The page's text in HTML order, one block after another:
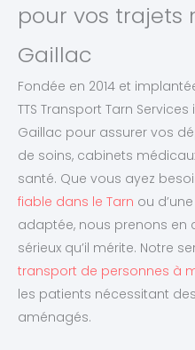
pour vos trajets
Gaillac
Fondée en 2014 et
TTS Transport Tarn
Gaillac pour assurer vos
de soins, cabinets
santé. Que vous ayez
fiable dans le Tarn ou
adaptée, nous prenons en
sérieux qu’il mérite. Notre
transport de personnes à
les patients nécessitant
aménagés.